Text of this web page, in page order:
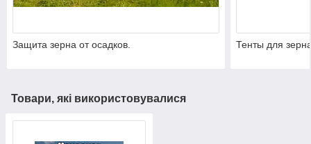
Защита зерна от осадков. Тенты для
Товари, які використовувалися